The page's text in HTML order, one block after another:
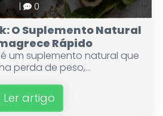
0
O Suplemento Natural
Rápido
é um suplemento natural que
perda de peso,...
Ler artigo